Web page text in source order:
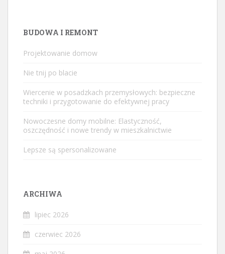
BUDOWA I REMONT
Projektowanie domow
Nie tnij po blacie
Wiercenie w posadzkach przemysłowych: bezpieczne
techniki i przygotowanie do efektywnej pracy
Nowoczesne domy mobilne: Elastyczność,
oszczędność i nowe trendy w mieszkalnictwie
Lepsze są spersonalizowane
ARCHIWA
lipiec 2026
czerwiec 2026